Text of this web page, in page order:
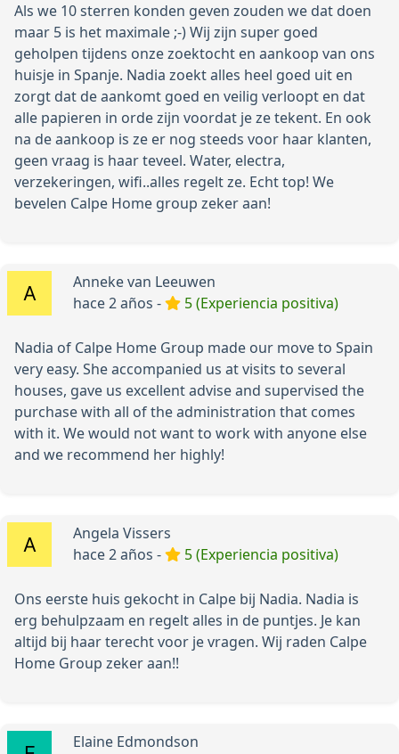
Als we 10 sterren konden geven zouden we dat doen
maar 5 is het maximale ;-) Wij zijn super goed
geholpen tijdens onze zoektocht en aankoop van ons
huisje in Spanje. Nadia zoekt alles heel goed uit en
zorgt dat de aankomt goed en veilig verloopt en dat
alle papieren in orde zijn voordat je ze tekent. En ook
na de aankoop is ze er nog steeds voor haar klanten,
geen vraag is haar teveel. Water, electra,
verzekeringen, wifi..alles regelt ze. Echt top! We
bevelen Calpe Home group zeker aan!
Anneke van Leeuwen
hace 2 años -
5 (Experiencia positiva)
Nadia of Calpe Home Group made our move to Spain
very easy. She accompanied us at visits to several
houses, gave us excellent advise and supervised the
purchase with all of the administration that comes
with it. We would not want to work with anyone else
and we recommend her highly!
Angela Vissers
hace 2 años -
5 (Experiencia positiva)
Ons eerste huis gekocht in Calpe bij Nadia. Nadia is
erg behulpzaam en regelt alles in de puntjes. Je kan
altijd bij haar terecht voor je vragen. Wij raden Calpe
Home Group zeker aan!!
Elaine Edmondson